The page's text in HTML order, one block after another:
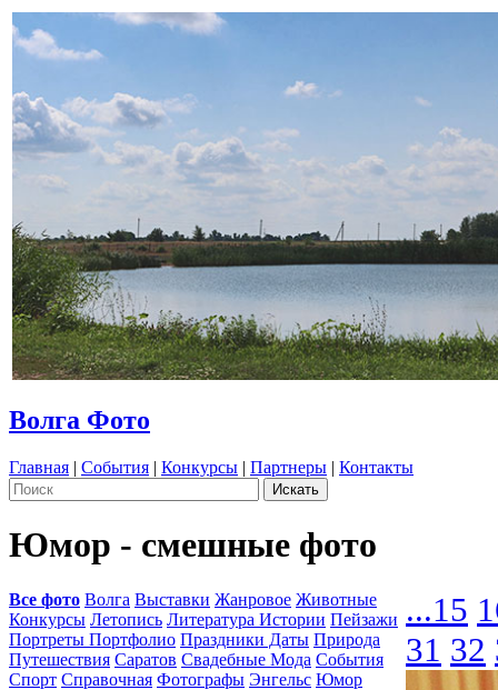
Волга Фото
Главная | События | Конкурсы | Партнеры | Контакты
Юмор - смешные фото
Все фото Волга Выставки Жанровое Животные
Конкурсы Летопись Литература Истории Пейзажи
Портреты Портфолио Праздники Даты Природа
Путешествия Саратов Свадебные Мода События
Спорт Справочная Фотографы Энгельс Юмор
...15
31 32